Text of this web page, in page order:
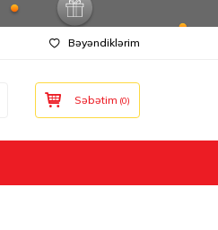
Bəyəndiklərim
Səbətim (0)